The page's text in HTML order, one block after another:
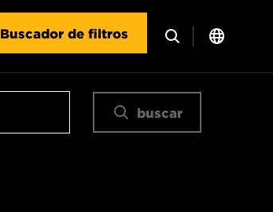
Buscador de filtros
buscar